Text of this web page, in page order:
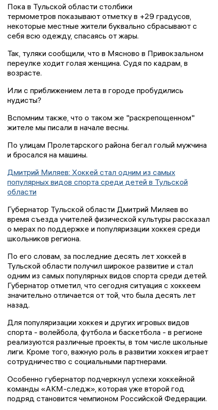
Пока в Тульской области столбики
термометров показывают отметку в +29 градусов,
некоторые местные жители буквально сбрасывают с
себя всю одежду, спасаясь от жары.
Так, туляки сообщили, что в Мясново в Привокзальном
переулке ходит голая женщина. Судя по кадрам, в
возрасте.
Или с приближением лета в городе пробудились
нудисты?
Вспомним также, что о таком же "раскрепощенном"
жителе мы писали в начале весны.
По улицам Пролетарского района бегал голый мужчина
и бросался на машины.
Дмитрий Миляев: Хоккей стал одним из самых
популярных видов спорта среди детей в Тульской
области
Губернатор Тульской области Дмитрий Миляев во
время съезда учителей физической культуры рассказал
о мерах по поддержке и популяризации хоккея среди
школьников региона.
По его словам, за последние десять лет хоккей в
Тульской области получил широкое развитие и стал
одним из самых популярных видов спорта среди детей.
Губернатор отметил, что сегодня ситуация с хоккеем
значительно отличается от той, что была десять лет
назад.
Для популяризации хоккея и других игровых видов
спорта - волейбола, футбола и баскетбола - в регионе
реализуются различные проекты, в том числе школьные
лиги. Кроме того, важную роль в развитии хоккея играет
сотрудничество с социальными партнерами.
Особенно губернатор подчеркнул успехи хоккейной
команды «АКМ-следж», которая уже второй год
подряд становится чемпионом Российской Федерации.